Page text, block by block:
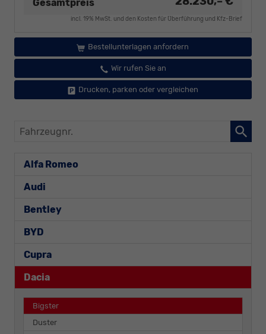
Gesamtpreis
incl. 19% MwSt. und den Kosten für Überführung und Kfz-Brief
Bestellunterlagen anfordern
Wir rufen Sie an
Drucken, parken oder vergleichen
Fahrzeugnr.
Alfa Romeo
Audi
Bentley
BYD
Cupra
Dacia
Bigster
Duster